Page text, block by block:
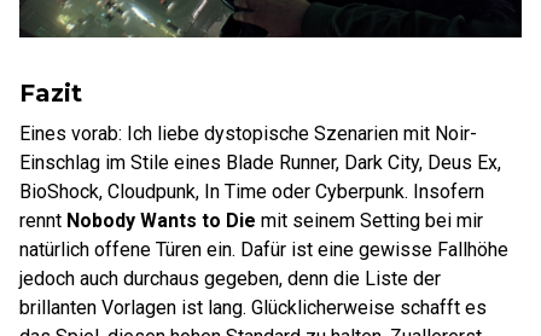
Fazit
Eines vorab: Ich liebe dystopische Szenarien mit Noir-
Einschlag im Stile eines Blade Runner, Dark City, Deus Ex,
BioShock, Cloudpunk, In Time oder Cyberpunk. Insofern
rennt Nobody Wants to Die mit seinem Setting bei mir
natürlich offene Türen ein. Dafür ist eine gewisse Fallhöhe
jedoch auch durchaus gegeben, denn die Liste der
brillanten Vorlagen ist lang. Glücklicherweise schafft es